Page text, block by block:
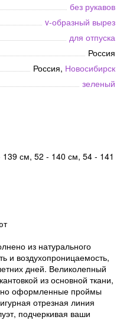
без рукавов
v-образный вырез
для отпуска
Россия
Россия, Новосибирск
зеленый
см, 52 - 140 см, 54 - 141
из натурального
и воздухопроницаемость,
дней. Великолепный
из основной ткани,
оформленные проймы
отрезная линия
подчеркивая ваши